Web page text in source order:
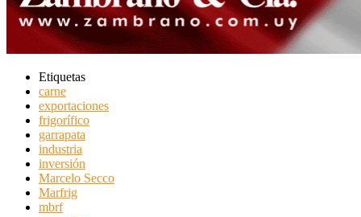
Etiquetas
carne
exportaciones
frigorífico
garrapata
industria
inversión
Marcelo Secco
Marfrig
mbrf